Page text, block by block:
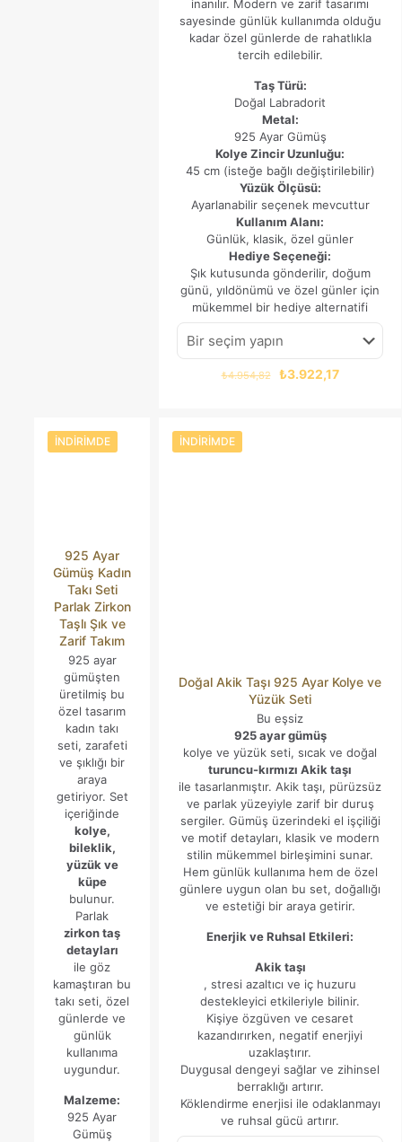
inanılır. Modern ve zarif tasarımı
sayesinde günlük kullanımda olduğu
kadar özel günlerde de rahatlıkla
tercih edilebilir.
Taş Türü:
Doğal Labradorit
Metal:
925 Ayar Gümüş
Kolye Zincir Uzunluğu:
45 cm (isteğe bağlı değiştirilebilir)
Yüzük Ölçüsü:
Ayarlanabilir seçenek mevcuttur
Kullanım Alanı:
Günlük, klasik, özel günler
Hediye Seçeneği:
Şık kutusunda gönderilir, doğum
günü, yıldönümü ve özel günler için
mükemmel bir hediye alternatifi
₺4.954,82
Orijinal
₺3.922,17Şu
İNDIRIMDE
925 Ayar
Gümüş Kadın
Takı Seti
Parlak Zirkon
Taşlı Şık ve
Zarif Takım
925 ayar
gümüşten
üretilmiş bu
özel tasarım
kadın takı
seti, zarafeti
ve şıklığı bir
araya
getiriyor. Set
içeriğinde
kolye,
bileklik,
yüzük ve
küpe
bulunur.
Parlak
zirkon taş
detayları
ile göz
kamaştıran bu
takı seti, özel
günlerde ve
günlük
kullanıma
uygundur.
Malzeme:
925 Ayar
Gümüş
İNDIRIMDE
Doğal Akik Taşı 925 Ayar Kolye ve
Yüzük Seti
Bu eşsiz
925 ayar gümüş
kolye ve yüzük seti, sıcak ve doğal
turuncu-kırmızı Akik taşı
ile tasarlanmıştır. Akik taşı, pürüzsüz
ve parlak yüzeyiyle zarif bir duruş
sergiler. Gümüş üzerindeki el işçiliği
ve motif detayları, klasik ve modern
stilin mükemmel birleşimini sunar.
Hem günlük kullanıma hem de özel
günlere uygun olan bu set, doğallığı
ve estetiği bir araya getirir.
Enerjik ve Ruhsal Etkileri:
Akik taşı
, stresi azaltıcı ve iç huzuru
destekleyici etkileriyle bilinir.
Kişiye özgüven ve cesaret
kazandırırken, negatif enerjiyi
uzaklaştırır.
Duygusal dengeyi sağlar ve zihinsel
berraklığı artırır.
Köklendirme enerjisi ile odaklanmayı
ve ruhsal gücü artırır.